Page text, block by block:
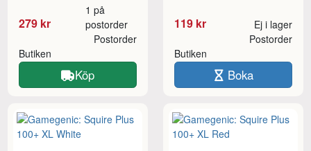
279 kr
1 på
postorder
Butiken
Postorder
Köp
119 kr Ej i lager
Butiken
Postorder
Boka